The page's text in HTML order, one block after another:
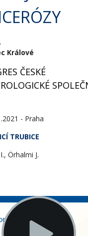
Králové
ČESKÉ
- Praha
TRUBICE
Örhalmi J.